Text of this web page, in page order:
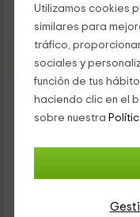
Utilizamos cookies
similares para
tráfico,
sociales y
función de tus
haciendo clic en el
sobre nuestra
0